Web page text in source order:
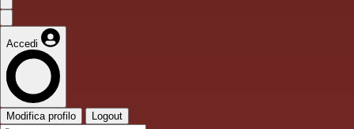
Accedi
Modifica profilo Logout